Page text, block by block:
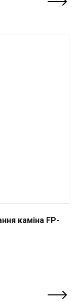
каміна FP-